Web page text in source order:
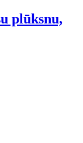
plūksnu,